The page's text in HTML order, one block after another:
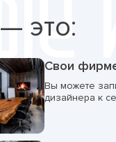
— это:
Свои
Вы можете
дизайнера к